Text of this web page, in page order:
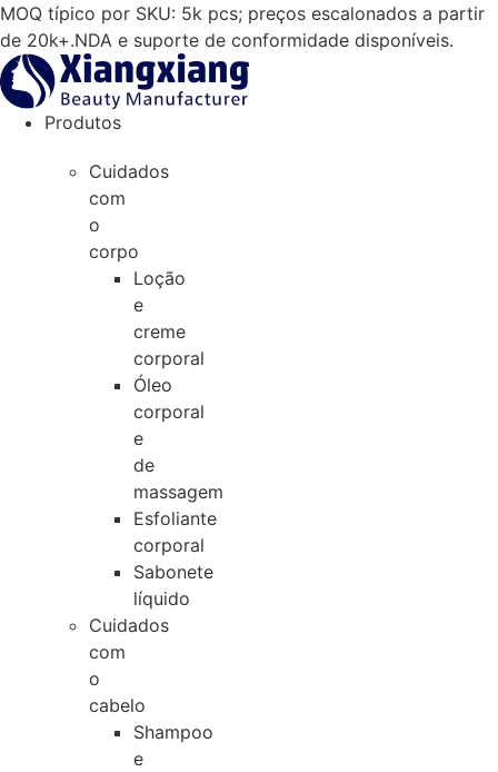
Salta
para
o
conteúdo
MOQ típico por SKU: 5k pcs; preços escalonados a partir
de 20k+.NDA e suporte de conformidade disponíveis.
Produtos
Cuidados
com
o
corpo
Loção
e
creme
corporal
Óleo
corporal
e
de
massagem
Esfoliante
corporal
Sabonete
líquido
Cuidados
com
o
cabelo
Shampoo
e